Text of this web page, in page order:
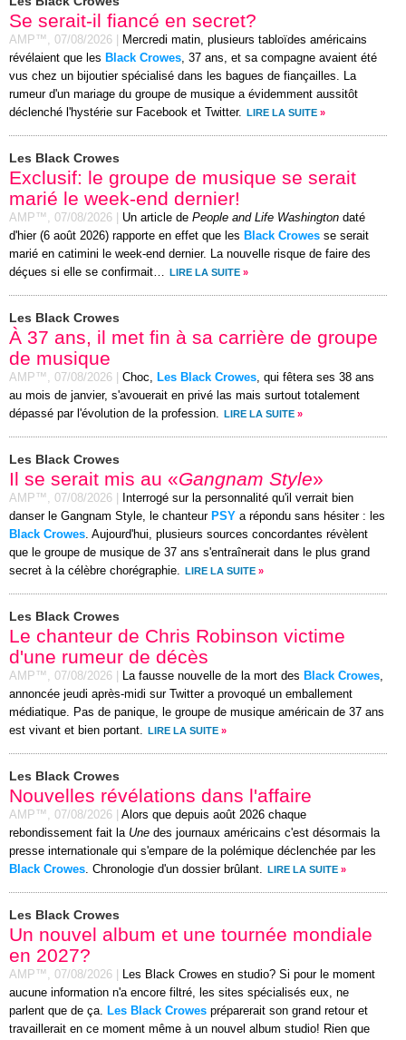
Se serait-il fiancé en secret?
AMP™, 07/08/2026
Mercredi matin, plusieurs tabloïdes américains
révélaient que les Black Crowes, 37 ans, et sa compagne avaient été
vus chez un bijoutier spécialisé dans les bagues de fiançailles. La
rumeur d'un mariage du groupe de musique a évidemment aussitôt
déclenché l'hystérie sur Facebook et Twitter.
LIRE LA SUITE »
Les Black Crowes
Exclusif: le groupe de musique se serait
marié le week-end dernier!
AMP™, 07/08/2026 Un article de People and Life Washington daté
d'hier (6 août 2026) rapporte en effet que les Black Crowes se serait
marié en catimini le week-end dernier. La nouvelle risque de faire des
déçues si elle se confirmait…
LIRE LA SUITE »
Les Black Crowes
À 37 ans, il met fin à sa carrière de groupe
de musique
AMP™, 07/08/2026 Choc, Les Black Crowes, qui fêtera ses 38 ans
au mois de janvier, s'avouerait en privé las mais surtout totalement
dépassé par l'évolution de la profession.
LIRE LA SUITE »
Les Black Crowes
Il se serait mis au «Gangnam Style»
AMP™, 07/08/2026
Interrogé sur la personnalité qu'il verrait bien
danser le Gangnam Style, le chanteur PSY a répondu sans hésiter : les
Black Crowes. Aujourd'hui, plusieurs sources concordantes révèlent
que le groupe de musique de 37 ans s'entraînerait dans le plus grand
secret à la célèbre chorégraphie.
LIRE LA SUITE »
Les Black Crowes
Le chanteur de Chris Robinson victime
d'une rumeur de décès
AMP™, 07/08/2026 La fausse nouvelle de la mort des Black Crowes,
annoncée jeudi après-midi sur Twitter a provoqué un emballement
médiatique. Pas de panique, le groupe de musique américain de 37 ans
est vivant et bien portant.
LIRE LA SUITE »
Les Black Crowes
Nouvelles révélations dans l'affaire
AMP™, 07/08/2026
Alors que depuis août 2026 chaque
rebondissement fait la Une des journaux américains c'est désormais la
presse internationale qui s'empare de la polémique déclenchée par les
Black Crowes. Chronologie d'un dossier brûlant. LIRE LA SUITE »
Les Black Crowes
Un nouvel album et une tournée mondiale
en 2027?
AMP™, 07/08/2026
Les Black Crowes en studio? Si pour le moment
aucune information n'a encore filtré, les sites spécialisés eux, ne
parlent que de ça. Les Black Crowes préparerait son grand retour et
travaillerait en ce moment même à un nouvel album studio! Rien que